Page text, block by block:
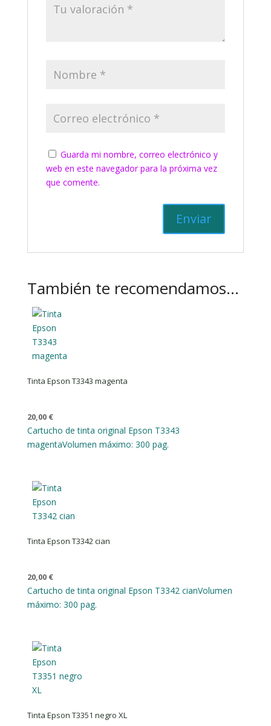
Guarda mi nombre, correo electrónico y
web en este navegador para la próxima vez
que comente.
También te recomendamos…
Tinta Epson T3343 magenta
20,00 €
Cartucho de tinta original Epson T3343
magentaVolumen máximo: 300 pag.
Tinta Epson T3342 cian
20,00 €
Cartucho de tinta original Epson T3342 cianVolumen
máximo: 300 pag.
Tinta Epson T3351 negro XL